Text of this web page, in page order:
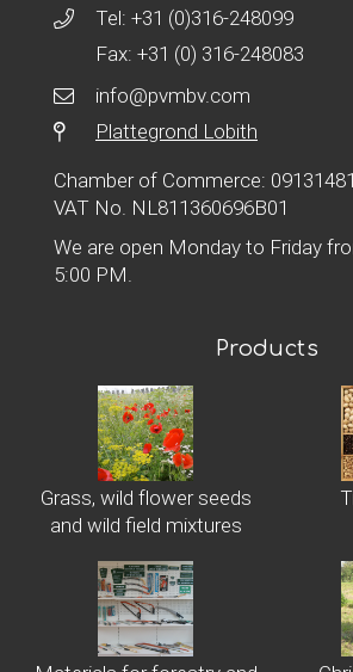
Tel: +31 (0)316-248099
Fax: +31 (0) 316-248083
info@pvmbv.com
Plattegrond Lobith
Chamber of Commerce: 09131481
VAT No. NL811360696B01
We are open Monday to Friday
5:00 PM.
Products
Grass, wild flower seeds
and wild field mixtures